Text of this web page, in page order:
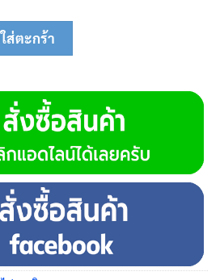
10-0104 ชิ้น
ส่ตะกร้า